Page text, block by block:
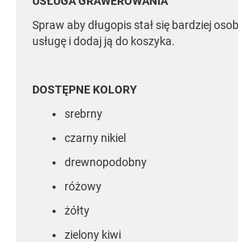
Spraw aby długopis stał się bardziej
usługę i dodaj ją do koszyka.
DOSTĘPNE KOLORY
srebrny
czarny nikiel
drewnopodobny
różowy
żółty
zielony kiwi